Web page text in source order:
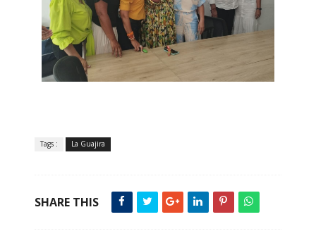
Tags : La Guajira
SHARE THIS